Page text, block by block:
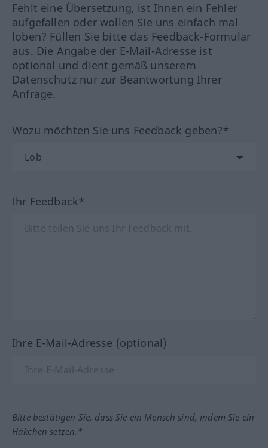
Fehlt eine Übersetzung, ist Ihnen ein Fehler
aufgefallen oder wollen Sie uns einfach mal
loben? Füllen Sie bitte das Feedback-Formular
aus. Die Angabe der E-Mail-Adresse ist
optional und dient gemäß unserem
Datenschutz nur zur Beantwortung Ihrer
Anfrage.
Wozu möchten Sie uns Feedback geben?*
Ihr Feedback*
Ihre E-Mail-Adresse (optional)
Bitte bestätigen Sie, dass Sie ein Mensch sind, indem Sie ein
Häkchen setzen.*